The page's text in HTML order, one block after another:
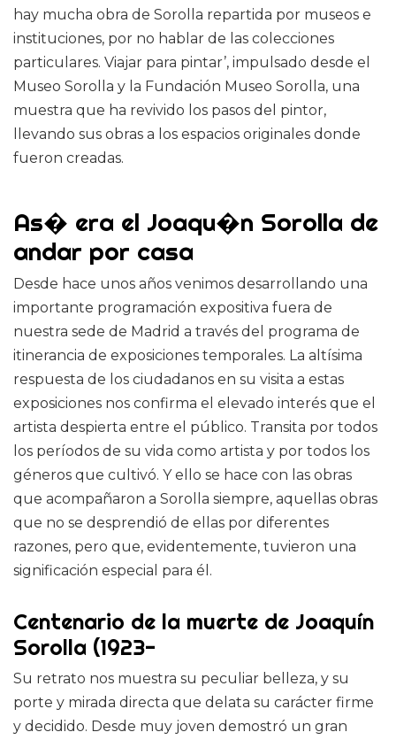
hay mucha obra de Sorolla repartida por museos e
instituciones, por no hablar de las colecciones
particulares. Viajar para pintar’, impulsado desde el
Museo Sorolla y la Fundación Museo Sorolla, una
muestra que ha revivido los pasos del pintor,
llevando sus obras a los espacios originales donde
fueron creadas.
As� era el Joaqu�n Sorolla de
andar por casa
Desde hace unos años venimos desarrollando una
importante programación expositiva fuera de
nuestra sede de Madrid a través del programa de
itinerancia de exposiciones temporales. La altísima
respuesta de los ciudadanos en su visita a estas
exposiciones nos confirma el elevado interés que el
artista despierta entre el público. Transita por todos
los períodos de su vida como artista y por todos los
géneros que cultivó. Y ello se hace con las obras
que acompañaron a Sorolla siempre, aquellas obras
que no se desprendió de ellas por diferentes
razones, pero que, evidentemente, tuvieron una
significación especial para él.
Centenario de la muerte de Joaquín
Sorolla (1923-
Su retrato nos muestra su peculiar belleza, y su
porte y mirada directa que delata su carácter firme
y decidido. Desde muy joven demostró un gran